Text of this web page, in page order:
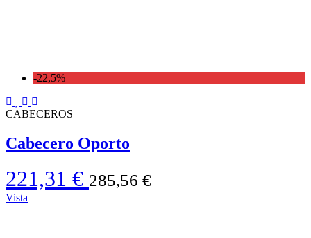
-22,5%
CABECEROS
Cabecero Oporto
221,31 € 285,56 €
Vista